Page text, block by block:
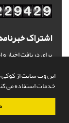
این وب سایت از کوکی
خدمات استفاده می
اشتراک
برای دریافت اخبار